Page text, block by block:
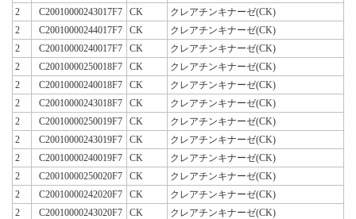
2
C20010000243017F7 CK
クレアチンキナーゼ(CK)
2
C20010000244017F7 CK
クレアチンキナーゼ(CK)
2
C20010000240017F7 CK
クレアチンキナーゼ(CK)
2
C20010000250018F7 CK
クレアチンキナーゼ(CK)
2
C20010000240018F7 CK
クレアチンキナーゼ(CK)
2
C20010000243018F7 CK
クレアチンキナーゼ(CK)
2
C20010000250019F7 CK
クレアチンキナーゼ(CK)
2
C20010000243019F7 CK
クレアチンキナーゼ(CK)
2
C20010000240019F7 CK
クレアチンキナーゼ(CK)
2
C20010000250020F7 CK
クレアチンキナーゼ(CK)
2
C20010000242020F7 CK
クレアチンキナーゼ(CK)
2
C20010000243020F7 CK
クレアチンキナーゼ(CK)